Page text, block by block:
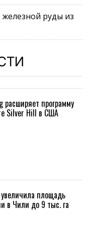
руды из
расширяет программу
Silver Hill в США
площадь
в Чили до 9 тыс. га